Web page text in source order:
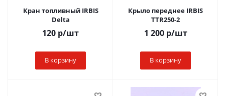
Кран топливный IRBIS
Delta
120 р/шт
В корзину
Крыло переднее IRBIS
TTR250-2
1 200р/шт
В корзину